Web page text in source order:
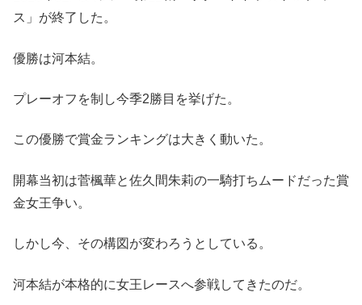
ス」が終了した。
優勝は河本結。
プレーオフを制し今季2勝目を挙げた。
この優勝で賞金ランキングは大きく動いた。
開幕当初は菅楓華と佐久間朱莉の一騎打ちムードだった賞
金女王争い。
しかし今、その構図が変わろうとしている。
河本結が本格的に女王レースへ参戦してきたのだ。